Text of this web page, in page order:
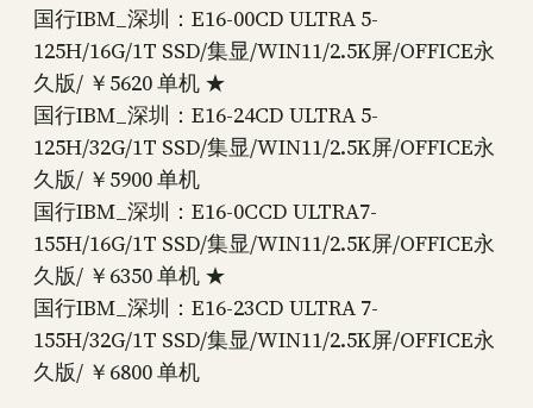
国行IBM_深圳：E16-00CD ULTRA 5-
125H/16G/1T SSD/集显/WIN11/2.5K屏/OFFICE永
久版/ ￥5620 单机 ★
国行IBM_深圳：E16-24CD ULTRA 5-
125H/32G/1T SSD/集显/WIN11/2.5K屏/OFFICE永
久版/ ￥5900 单机
国行IBM_深圳：E16-0CCD ULTRA7-
155H/16G/1T SSD/集显/WIN11/2.5K屏/OFFICE永
久版/ ￥6350 单机 ★
国行IBM_深圳：E16-23CD ULTRA 7-
155H/32G/1T SSD/集显/WIN11/2.5K屏/OFFICE永
久版/ ￥6800 单机